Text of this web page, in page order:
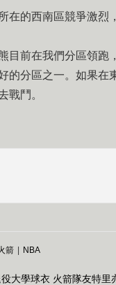
的西南區競爭激烈
前在我們分區領跑
的分區之一。如果在
戰鬥。
箭 NBA
大學球衣 火箭隊友特里